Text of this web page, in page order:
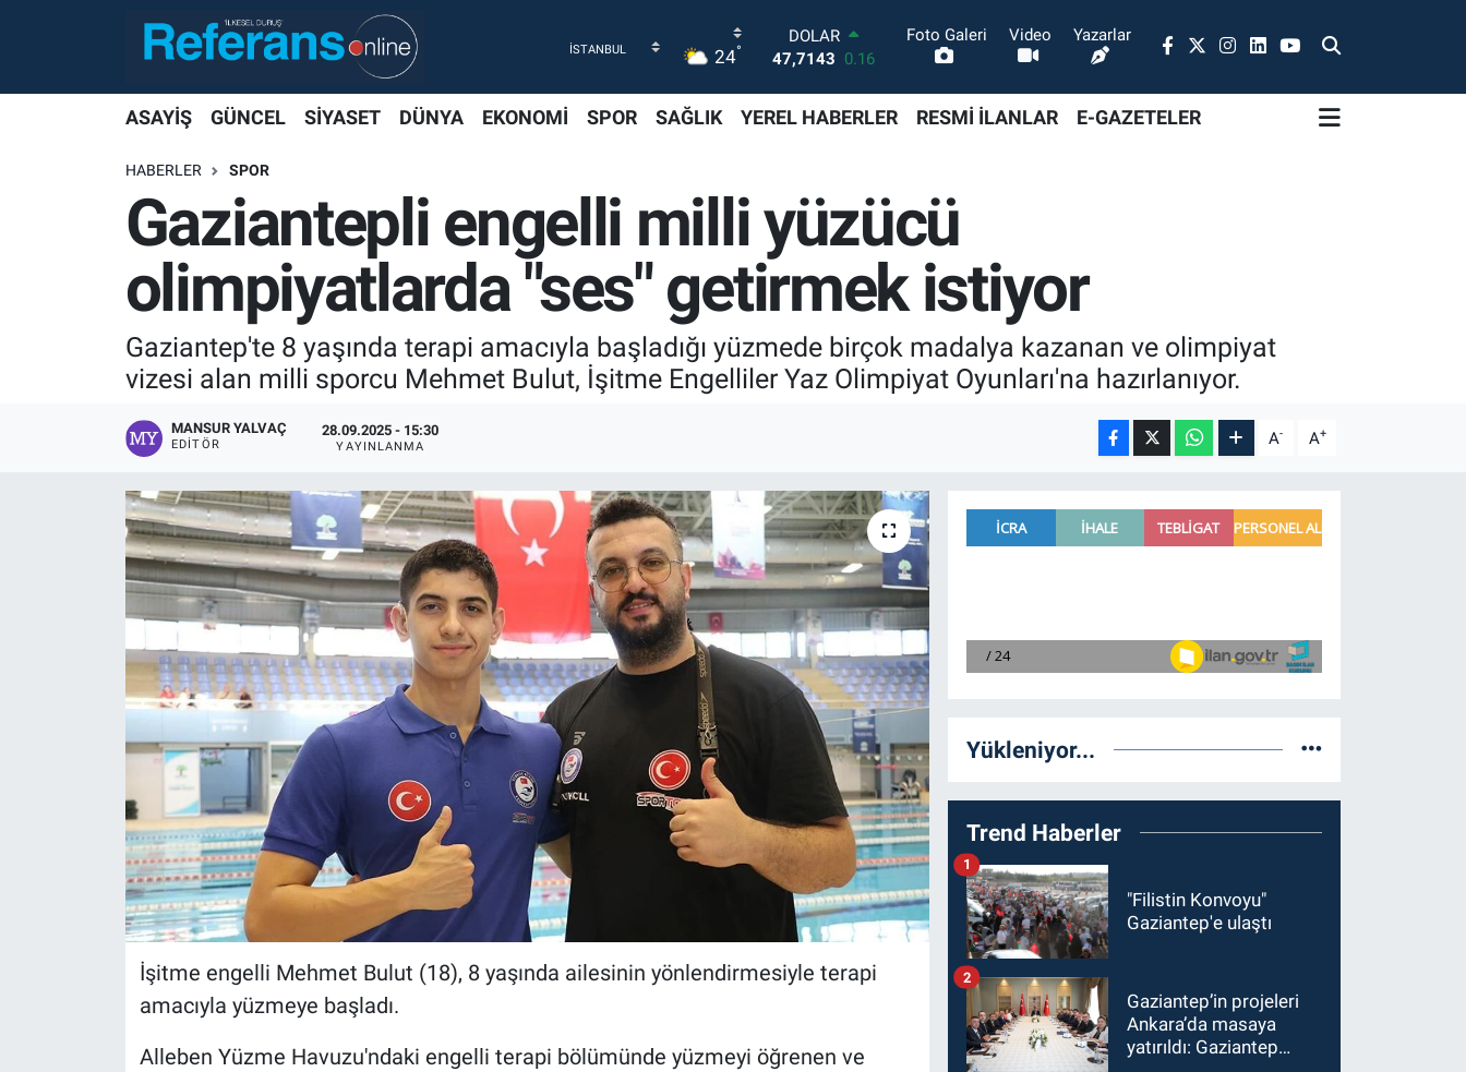
24°
DOLAR
47,7143 0.16
STERLİN
6574.81
1.44
BİST100
13.799 70
64.225,61 -0.63
Foto Galeri Video Yazarlar
ASAYİŞ GÜNCEL SİYASET DÜNYA EKONOMİ SPOR SAĞLIK YEREL HABERLER RESMİ İLANLAR E-GAZETELER
HABERLER SPOR
Gaziantepli engelli milli yüzücü
olimpiyatlarda "ses" getirmek istiyor
Gaziantep'te 8 yaşında terapi amacıyla başladığı yüzmede birçok madalya kazanan ve olimpiyat
vizesi alan milli sporcu Mehmet Bulut, İşitme Engelliler Yaz Olimpiyat Oyunları'na hazırlanıyor.
MANSUR YALVAÇ
EDITÖR
28.09.2025 - 15:30
YAYINLANMA A- A+
İşitme engelli Mehmet Bulut (18), 8 yaşında ailesinin yönlendirmesiyle terapi
amacıyla yüzmeye başladı.
Alleben Yüzme Havuzu'ndaki engelli terapi bölümünde yüzmeyi öğrenen ve
Yükleniyor...
Trend Haberler
"Filistin Konvoyu"
Gaziantep'e ulaştı
1
Gaziantep’in projeleri
Ankara’da masaya
yatırıldı: Gaziantep
2